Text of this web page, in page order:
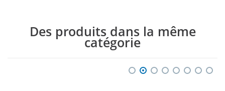
Des produits dans la même
catégorie